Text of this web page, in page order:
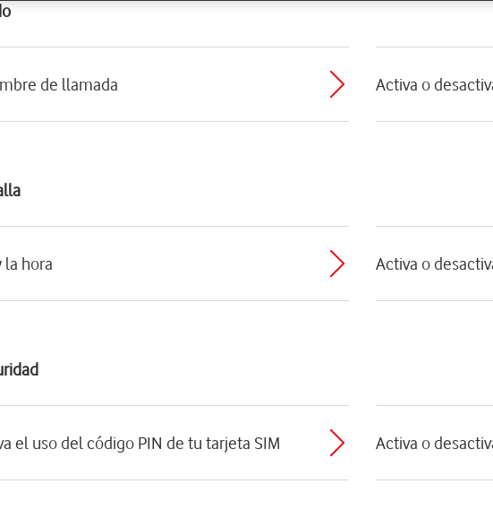
de llamada Activa o
la hora Activa o
el uso del código PIN de tu tarjeta SIM Activa o